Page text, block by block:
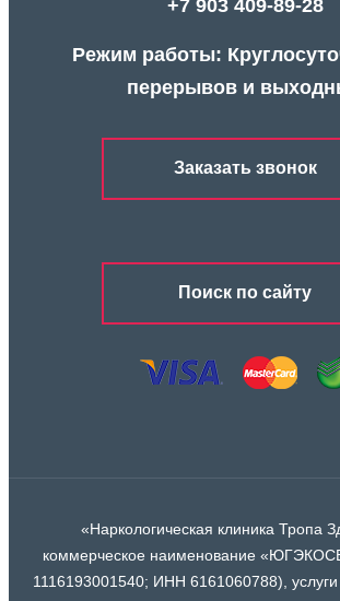
+7 903 409-89-28
Режим работы:
перерывов и
Заказать звонок
Поиск по сайту
«Наркологическая клиника Тропа
коммерческое наименование
1116193001540; ИНН 6161060788),